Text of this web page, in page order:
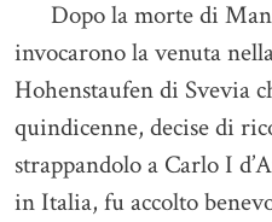
Dopo la morte di
invocarono la venuta
Hohenstaufen di Svevia
quindicenne, decise di
strappandolo a Carlo I
in Italia, fu accolto